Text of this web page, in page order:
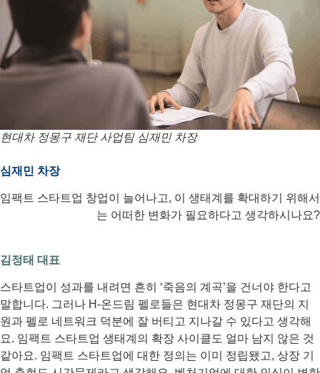
현대차 정몽구 재단 사업팀 심재민 차장
심재민 차장
임팩트 스타트업 창업이 늘어나고, 이 생태계를 확대하기 위해서
는 어떠한 변화가 필요하다고 생각하시나요?
김정태 대표
스타트업이 성과를 내려면 흔히 ‘죽음의 계곡’을 건너야 한다고
말합니다. 그러나 H-온드림 펠로들은 현대차 정몽구 재단의 지
원과 펠로 네트워크 덕분에 잘 버티고 지나갈 수 있다고 생각해
요. 임팩트 스타트업 생태계의 확장 사이클도 얼마 남지 않은 것
같아요. 임팩트 스타트업에 대한 정의는 이미 정립됐고, 상장 기